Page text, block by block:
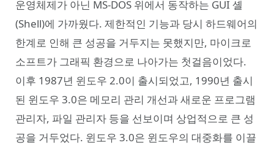
운영체제가 아닌 MS-DOS 위에서 동작하는 GUI 셸
(Shell)에 가까웠다. 제한적인 기능과 당시 하드웨어의
한계로 인해 큰 성공을 거두지는 못했지만, 마이크로
소프트가 그래픽 환경으로 나아가는 첫걸음이었다.
이후 1987년 윈도우 2.0이 출시되었고, 1990년 출시
된 윈도우 3.0은 메모리 관리 개선과 새로운 프로그램
관리자, 파일 관리자 등을 선보이며 상업적으로 큰 성
공을 거두었다. 윈도우 3.0은 윈도우의 대중화를 이끌